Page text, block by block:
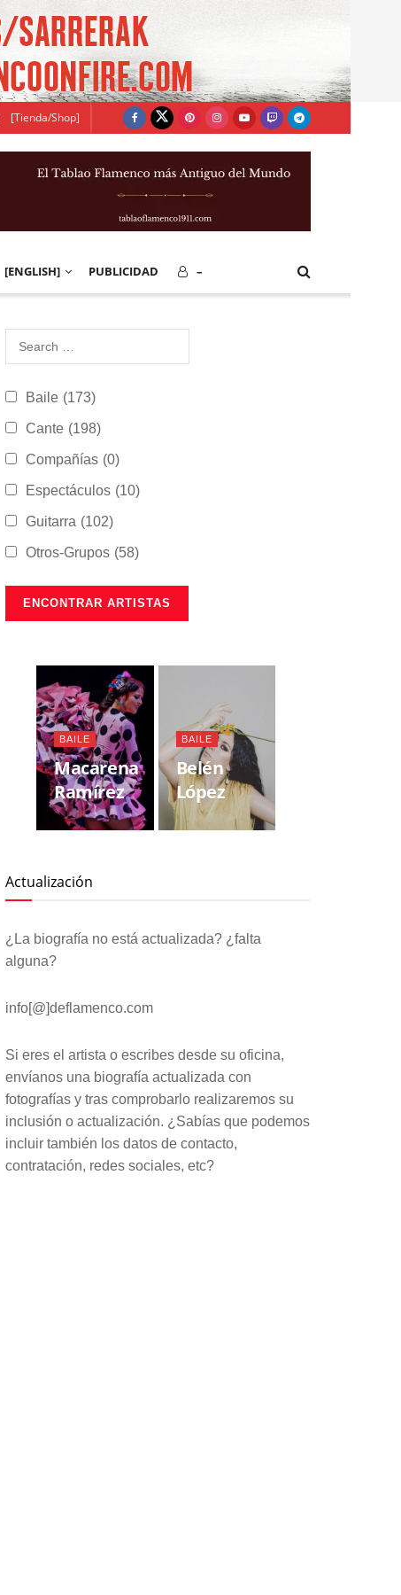
[Tienda/Shop]
[ENGLISH] PUBLICIDAD –
Baile (173)
Cante (198)
Compañías (0)
Espectáculos (10)
Guitarra (102)
Otros-Grupos (58)
BAILE
Macarena
Ramírez
BAILE
Belén
López
Actualización
¿La biografía no está actualizada? ¿falta
alguna?
info[@]deflamenco.com
Si eres el artista o escribes desde su oficina,
envíanos una biografía actualizada con
fotografías y tras comprobarlo realizaremos su
inclusión o actualización. ¿Sabías que podemos
incluir también los datos de contacto,
contratación, redes sociales, etc?